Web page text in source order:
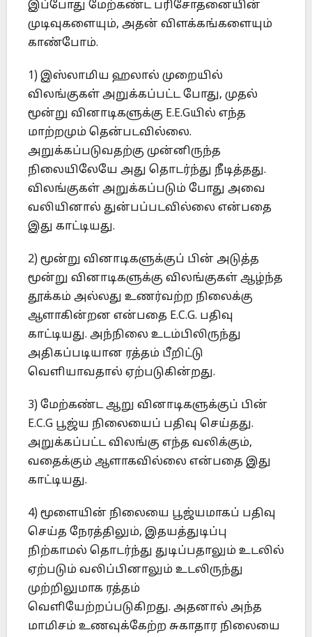
இப்போது மேற்கண்ட பரிசோதனையின்
முடிவுகளையும், அதன் விளக்கங்களையும்
காண்போம்.
1) இஸ்லாமிய ஹலால் முறையில்
விலங்குகள் அறுக்கப்பட்ட போது, முதல்
மூன்று வினாடிகளுக்கு E.E.Gயில் எந்த
மாற்றமும் தென்படவில்லை.
அறுக்கப்படுவதற்கு முன்னிருந்த
நிலையிலேயே அது தொடர்ந்து நீடித்தது.
விலங்குகள் அறுக்கப்படும் போது அவை
வலியினால் துன்பப்படவில்லை என்பதை
இது காட்டியது.
2) மூன்று வினாடிகளுக்குப் பின் அடுத்த
மூன்று வினாடிகளுக்கு விலங்குகள் ஆழ்ந்த
தூக்கம் அல்லது உணர்வற்ற நிலைக்கு
ஆளாகின்றன என்பதை E.C.G. பதிவு
காட்டியது. அந்நிலை உடம்பிலிருந்து
அதிகப்படியான ரத்தம் பீறிட்டு
வெளியாவதால் ஏற்படுகின்றது.
3) மேற்கண்ட ஆறு வினாடிகளுக்குப் பின்
E.C.G பூஜ்ய நிலையைப் பதிவு செய்தது.
அறுக்கப்பட்ட விலங்கு எந்த வலிக்கும்,
வதைக்கும் ஆளாகவில்லை என்பதை இது
காட்டியது.
4) மூளையின் நிலையை பூஜ்யமாகப் பதிவு
செய்த நேரத்திலும், இதயத்துடிப்பு
நிற்காமல் தொடர்ந்து துடிப்பதாலும் உடலில்
ஏற்படும் வலிப்பினாலும் உடலிருந்து
முற்றிலுமாக ரத்தம்
வெளியேற்றப்படுகிறது. அதனால் அந்த
மாமிசம் உணவுக்கேற்ற சுகாதார நிலையை